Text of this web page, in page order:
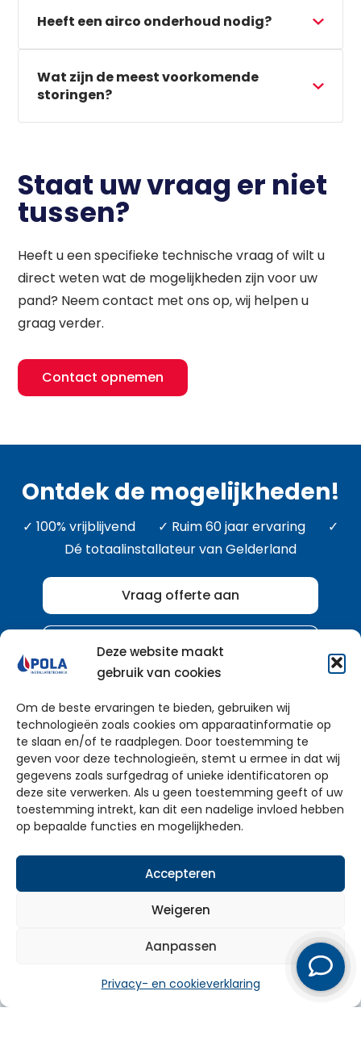
Deze website maakt
gebruik van cookies
Om de beste ervaringen te bieden, gebruiken wij
technologieën zoals cookies om apparaatinformatie op
te slaan en/of te raadplegen. Door toestemming te
geven voor deze technologieën, stemt u ermee in dat wij
gegevens zoals surfgedrag of unieke identificatoren op
deze site verwerken. Als u geen toestemming geeft of uw
toestemming intrekt, kan dit een nadelige invloed hebben
op bepaalde functies en mogelijkheden.
Accepteren
Weigeren
Aanpassen
Privacy- en cookieverklaring
Heeft een airco onderhoud nodig?
Wat zijn de meest voorkomende
storingen?
Staat uw vraag er niet
tussen?
Heeft u een specifieke technische vraag of wilt u
direct weten wat de mogelijkheden zijn voor uw
pand? Neem contact met ons op, wij helpen u
graag verder.
Contact opnemen
Ontdek de mogelijkheden!
✓ 100% vrijblijvend ✓ Ruim 60 jaar ervaring ✓
Dé totaalinstallateur van Gelderland
Vraag offerte aan
Bel ons direct
Particulier
Zakelijk
Over ons
Service
© 2026 Pola
Disclaimer